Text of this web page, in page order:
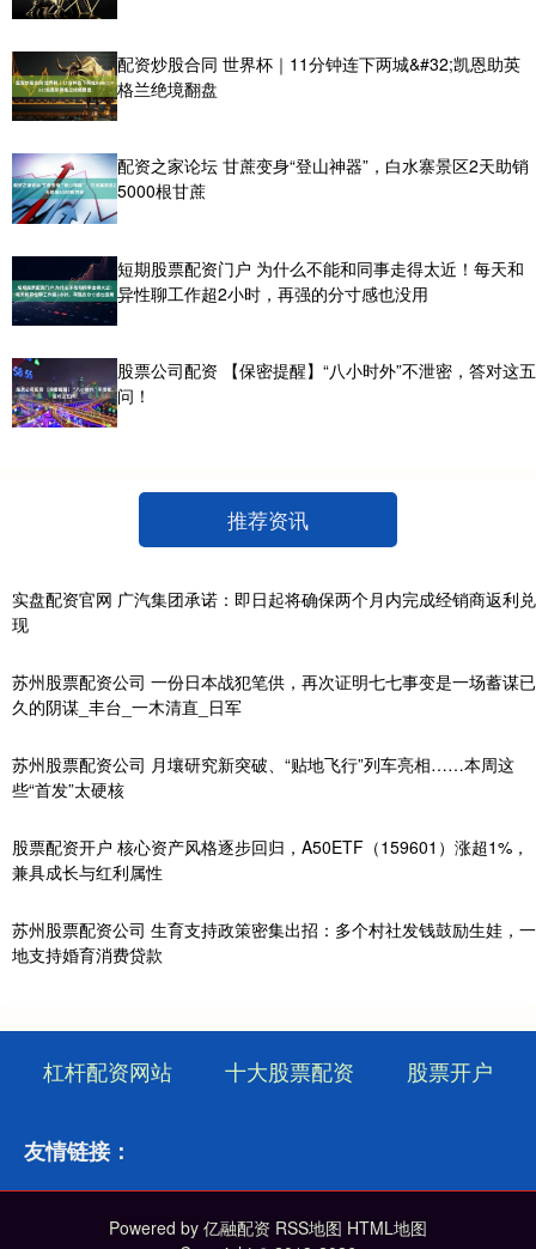
配资炒股合同 世界杯｜11分钟连下两城&#32;凯恩助英
格兰绝境翻盘
配资之家论坛 甘蔗变身“登山神器”，白水寨景区2天助销
5000根甘蔗
短期股票配资门户 为什么不能和同事走得太近！每天和
异性聊工作超2小时，再强的分寸感也没用
股票公司配资 【保密提醒】“八小时外”不泄密，答对这五
问！
推荐资讯
实盘配资官网 广汽集团承诺：即日起将确保两个月内完成经销商返利兑
现
苏州股票配资公司 一份日本战犯笔供，再次证明七七事变是一场蓄谋已
久的阴谋_丰台_一木清直_日军
苏州股票配资公司 月壤研究新突破、“贴地飞行”列车亮相……本周这
些“首发”太硬核
股票配资开户 核心资产风格逐步回归，A50ETF（159601）涨超1%，
兼具成长与红利属性
苏州股票配资公司 生育支持政策密集出招：多个村社发钱鼓励生娃，一
地支持婚育消费贷款
杠杆配资网站 十大股票配资 股票开户
友情链接：
Powered by 亿融配资 RSS地图 HTML地图